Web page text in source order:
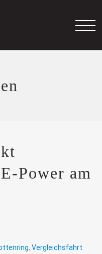
Power am
, Vergleichsfahrt